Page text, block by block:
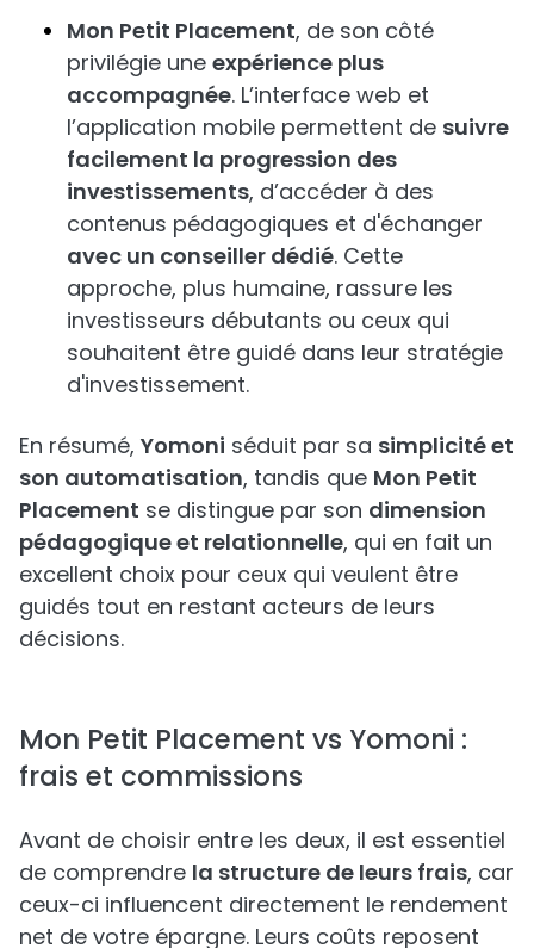
Mon Petit Placement, de son côté
privilégie une expérience plus
accompagnée. L’interface web et
l’application mobile permettent de suivre
facilement la progression des
investissements, d’accéder à des
contenus pédagogiques et d'échanger
avec un conseiller dédié. Cette
approche, plus humaine, rassure les
investisseurs débutants ou ceux qui
souhaitent être guidé dans leur stratégie
d'investissement.
En résumé, Yomoni séduit par sa simplicité et
son automatisation, tandis que Mon Petit
Placement se distingue par son dimension
pédagogique et relationnelle, qui en fait un
excellent choix pour ceux qui veulent être
guidés tout en restant acteurs de leurs
décisions.
Mon Petit Placement vs Yomoni :
frais et commissions
Avant de choisir entre les deux, il est essentiel
de comprendre la structure de leurs frais, car
ceux-ci influencent directement le rendement
net de votre épargne. Leurs coûts reposent